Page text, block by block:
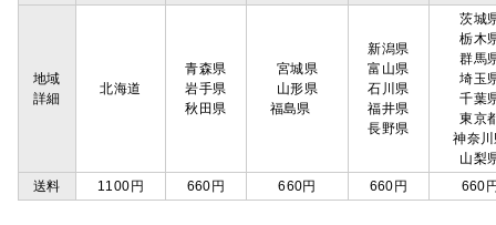
地域
詳細
北海道
青森県
岩手県
秋田県
宮城県
山形県
福島県
新潟県
富山県
石川県
福井県
長野県
茨城
栃木
群馬
埼玉
千葉
東京
神奈
山梨
送料
1100円 660円 660円 660円 660